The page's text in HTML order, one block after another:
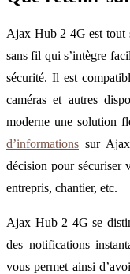
Ajax Hub 2 4G est tout
sans fil qui s’intègre
sécurité. Il est
caméras et autres
moderne une solution
d’informations sur
décision pour sécuriser
entrepris, chantier, etc.
Ajax Hub 2 4G se
des notifications
vous permet ainsi